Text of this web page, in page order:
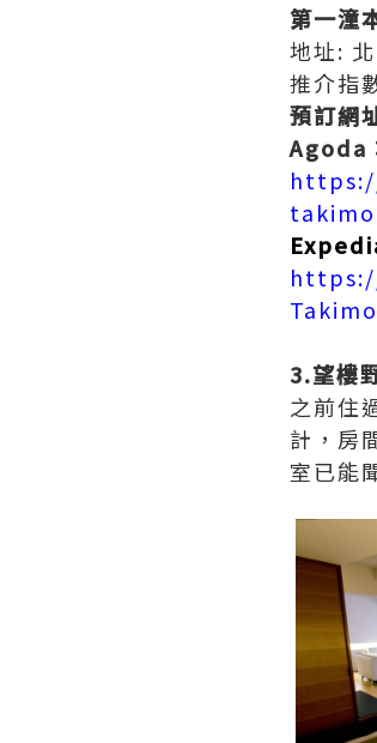
第一潼
地址:
推介
預訂網
Agoda
3.望樓
之前住
計，房
室已能